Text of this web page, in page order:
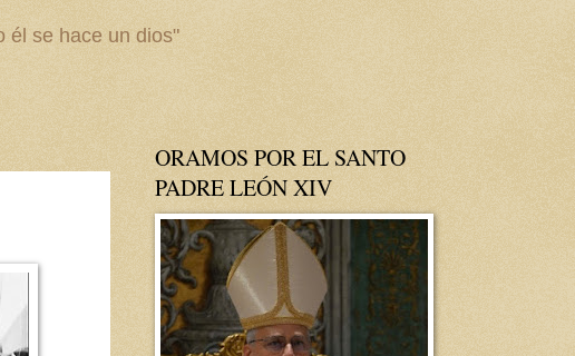
él se hace un dios"
ORAMOS POR EL SANTO
PADRE LEÓN XIV